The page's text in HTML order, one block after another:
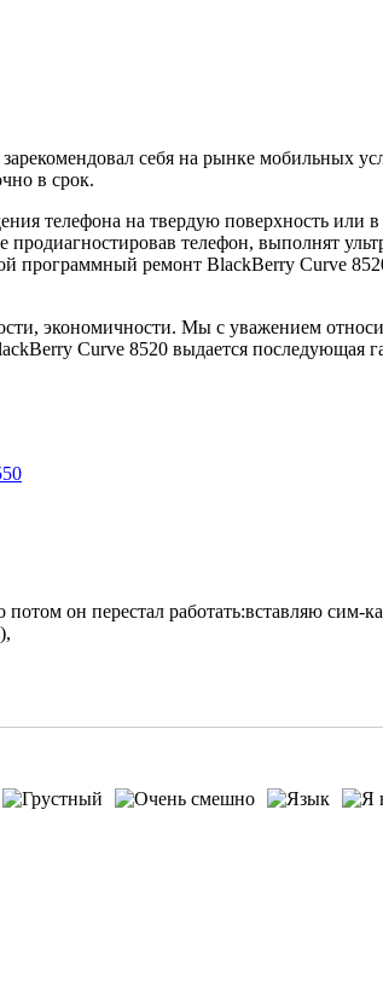
себя на рынке мобильных
в срок.
телефона на твердую поверхность или
телефон, выполнят
программный ремонт BlackBerry Curve
экономичности. Мы с уважением
Curve 8520 выдается последующая
он перестал работать:вставляю сим-